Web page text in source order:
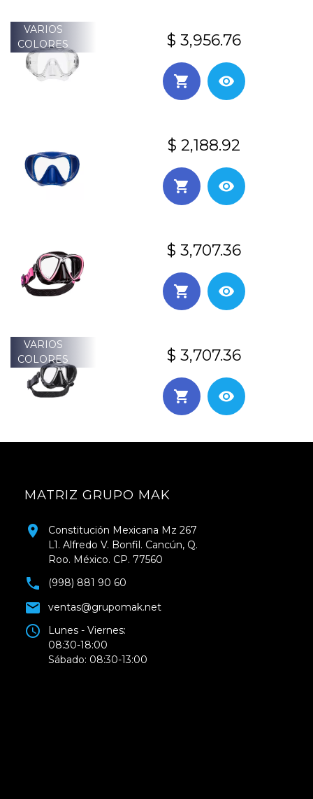
VARIOS
COLORES
$ 3,956.76
$ 2,188.92
$ 3,707.36
VARIOS
COLORES
$ 3,707.36
MATRIZ GRUPO MAK
Constitución Mexicana Mz 267
L1. Alfredo V. Bonfil. Cancún, Q.
Roo. México. CP. 77560
(998) 881 90 60
ventas@grupomak.net
Lunes - Viernes:
08:30-18:00
Sábado: 08:30-13:00